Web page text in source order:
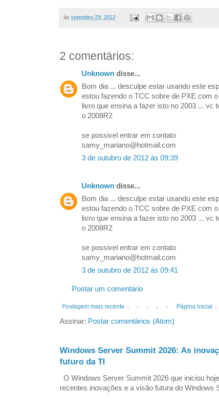
às setembro 29, 2012
2 comentários:
Unknown disse...
Bom dia ... desculpe estar usando este
estou fazendo o TCC sobre de PXE com
livro que ensina a fazer isto no 2003 ... vc
o 2008R2
se possivel entrar em contato
samy_mariano@hotmail.com
3 de outubro de 2012 às 09:39
Unknown disse...
Bom dia ... desculpe estar usando este
estou fazendo o TCC sobre de PXE com
livro que ensina a fazer isto no 2003 ... vc
o 2008R2
se possivel entrar em contato
samy_mariano@hotmail.com
3 de outubro de 2012 às 09:41
Postar um comentário
Postagem mais recente Página inicial
Assinar: Postar comentários (Atom)
Windows Server Summit 2026: As
futuro da TI
O Windows Server Summit 2026 que iniciou
recentes inovações e a visão futura do Windows